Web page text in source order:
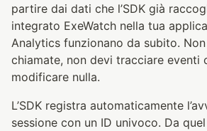
partire dai dati che l’SDK già
integrato ExeWatch nella tua
Analytics funzionano da subito.
chiamate, non devi tracciare eventi
modificare nulla.
L’SDK registra automaticamente
sessione con un ID univoco. Da